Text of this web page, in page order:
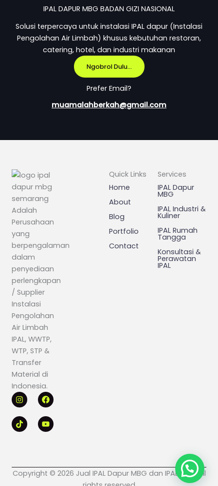
IPAL DAPUR MBG BADAN GIZI NASIONAL
Solusi terpercaya untuk instalasi IPAL dapur (Instalasi
Pengolahan Air Limbah) khusus kebutuhan restoran,
catering, hotel, dan industri makanan
Ngobrol Dulu...
Prefer Email?
muamalahberkah@gmail.com
Adalah
Perusahaan
yang
berpengalaman
dalam
penyediaan
perlengkapan
/ Supplier
Instalasi
Pengolahan
Air Limbah
IPAL, WWTP,
WTP, STP &
Transfer
Material di
Indonesia.
I
n
s
t
a
g
F
a
c
e
b
o
T
i
k
t
o
k
Y
o
u
t
u
b
Quick Links
Home
About
Blog
Portfolio
Contact
Services
IPAL Dapur
MBG
IPAL Industri &
Kuliner
IPAL Rumah
Tangga
Konsultasi &
Perawatan
IPAL
Copyright © 2026 Jual IPAL Dapur MBG dan IPAL Klinik All